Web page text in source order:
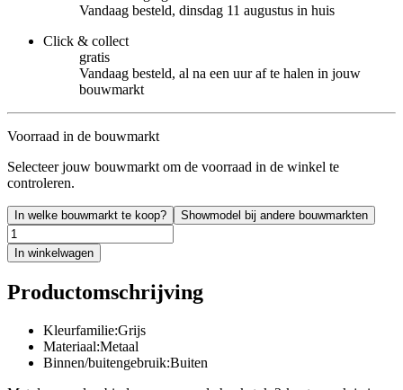
Vandaag besteld, dinsdag 11 augustus in huis
Click & collect
gratis
Vandaag besteld, al na een uur af te halen in jouw
bouwmarkt
Voorraad in de bouwmarkt
Selecteer jouw bouwmarkt om de voorraad in de winkel te
controleren.
In welke bouwmarkt te koop? Showmodel bij andere bouwmarkten
In winkelwagen
Productomschrijving
Kleurfamilie:Grijs
Materiaal:Metaal
Binnen/buitengebruik:Buiten